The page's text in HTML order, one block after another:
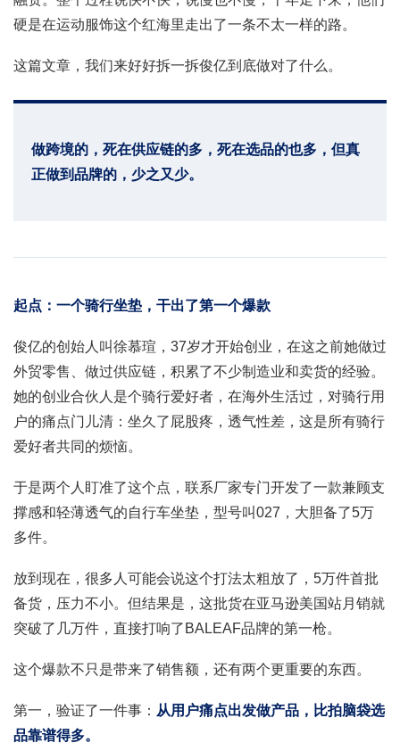
硬是在运动服饰这个红海里走出了一条不太一样的路。
这篇文章，我们来好好拆一拆俊亿到底做对了什么。
做跨境的，死在供应链的多，死在选品的也多，但真
正做到品牌的，少之又少。
起点：一个骑行坐垫，干出了第一个爆款
俊亿的创始人叫徐慕瑄，37岁才开始创业，在这之前她做过
外贸零售、做过供应链，积累了不少制造业和卖货的经验。
她的创业合伙人是个骑行爱好者，在海外生活过，对骑行用
户的痛点门儿清：坐久了屁股疼，透气性差，这是所有骑行
爱好者共同的烦恼。
于是两个人盯准了这个点，联系厂家专门开发了一款兼顾支
撑感和轻薄透气的自行车坐垫，型号叫027，大胆备了5万
多件。
放到现在，很多人可能会说这个打法太粗放了，5万件首批
备货，压力不小。但结果是，这批货在亚马逊美国站月销就
突破了几万件，直接打响了BALEAF品牌的第一枪。
这个爆款不只是带来了销售额，还有两个更重要的东西。
第一，验证了一件事： 从用户痛点出发做产品，比拍脑袋选
品靠谱得多。